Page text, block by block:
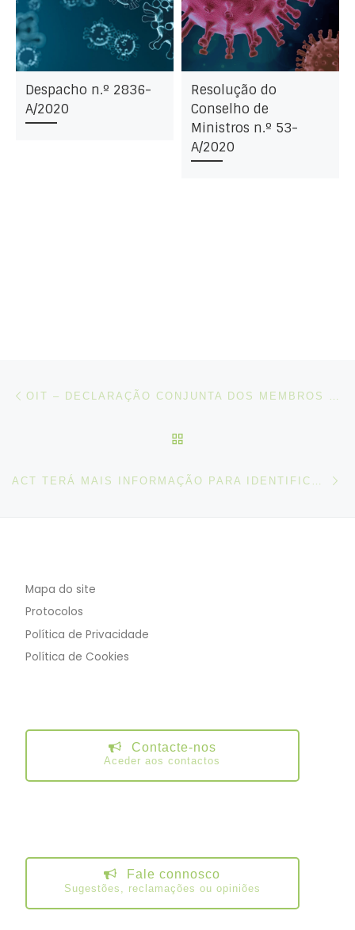
Despacho n.º 2836-
A/2020
Resolução do
Conselho de
Ministros n.º 53-
A/2020
Post navigation
Mapa do site
Protocolos
Política de Privacidade
Política de Cookies
Contacte-nos
Aceder aos contactos
Fale connosco
Sugestões, reclamações ou opiniões